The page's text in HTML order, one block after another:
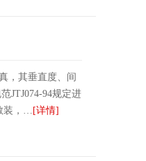
，其垂直度、间
JTJ074-94规定进
装，… [详情]